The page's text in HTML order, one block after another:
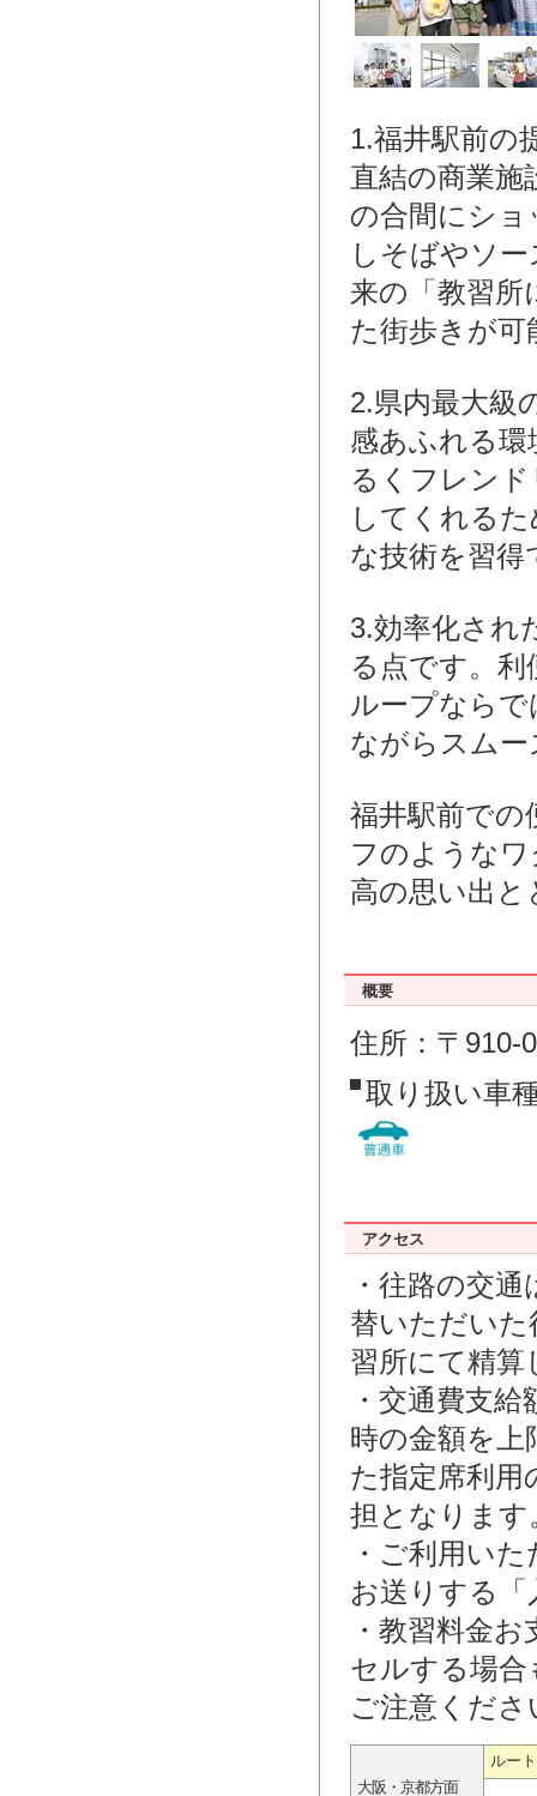
1.福井駅前の
直結の商業施
の合間にシ
しそばやソ
来の「教習所
た街歩きが可
2.県内最大級
感あふれる
るくフレン
してくれる
な技術を習得
3.効率化され
る点です。
ループなら
ながらスム
福井駅前で
フのような
高の思い出
概要
住所：〒910-
取り扱い車
アクセス
・往路の交
替いただいた
習所にて精算
・交通費支
時の金額を上
た指定席利用
担となります
・ご利用い
お送りする
・教習料金
セルする場
ご注意くださ
大阪・京都方面
ルート